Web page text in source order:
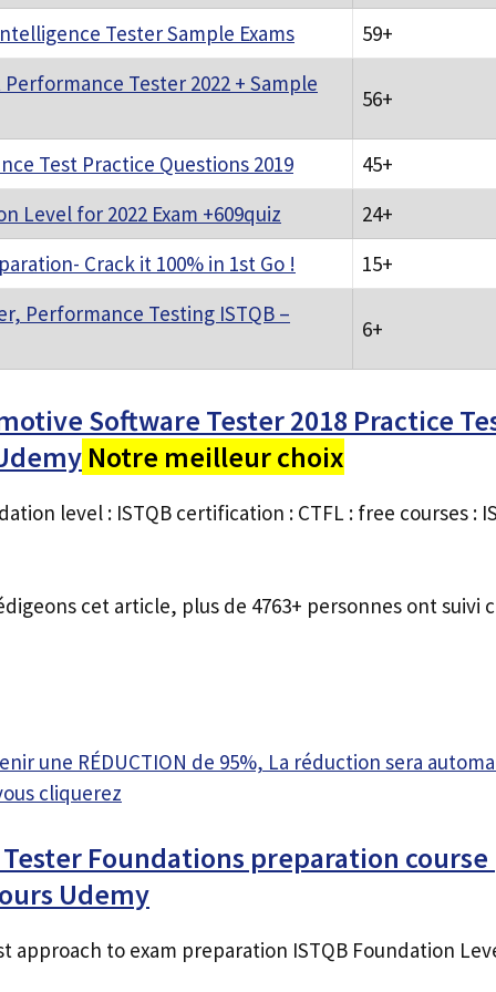
Tester Sample Exams
59+
Performance Tester 2022 + Sample
56+
Test Practice Questions 2019
45+
Level for 2022 Exam +609quiz
24+
Crack it 100% in 1st Go !
15+
Performance Testing ISTQB –
6+
Software Tester 2018 Practice
Notre meilleur choix
level : ISTQB certification : CTFL : free courses :
cet article, plus de 4763+ personnes ont suivi
une RÉDUCTION de 95%, La réduction sera
cliquerez
Tester Foundations preparation course
Udemy
approach to exam preparation ISTQB Foundation